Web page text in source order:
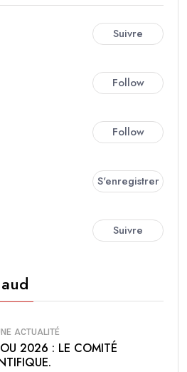
Suivre
Follow
Follow
S'enregistrer
Suivre
ACTUALITÉ
2026 : LE COMITÉ